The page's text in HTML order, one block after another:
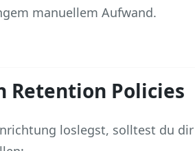
manuellem Aufwand.
Retention Policies
loslegst, solltest du dir